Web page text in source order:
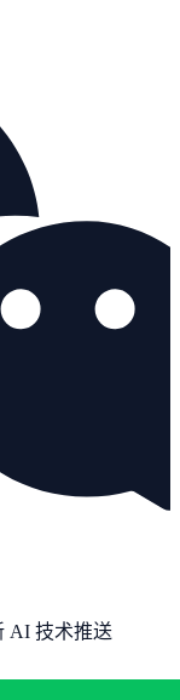
AI 技术推送